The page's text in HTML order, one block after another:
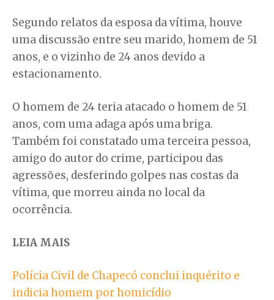
Segundo relatos da esposa da vítima, houve
uma discussão entre seu marido, homem de 51
anos, e o vizinho de 24 anos devido a
estacionamento.
O homem de 24 teria atacado o homem de 51
anos, com uma adaga após uma briga.
Também foi constatado uma terceira pessoa,
amigo do autor do crime, participou das
agressões, desferindo golpes nas costas da
vítima, que morreu ainda no local da
ocorrência.
LEIA MAIS
Polícia Civil de Chapecó conclui inquérito e
indicia homem por homicídio